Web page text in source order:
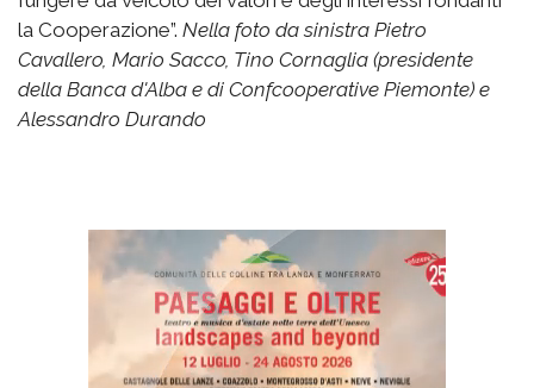
la Cooperazione”. Nella foto da sinistra Pietro
Cavallero, Mario Sacco, Tino Cornaglia (presidente
della Banca d'Alba e di Confcooperative Piemonte) e
Alessandro Durando